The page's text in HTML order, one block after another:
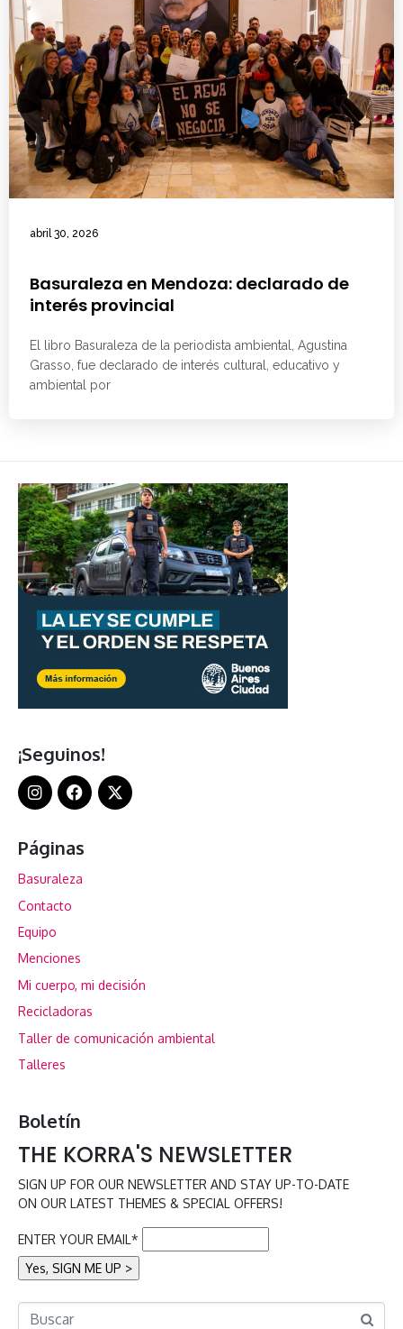
abril 30, 2026
Basuraleza en Mendoza: declarado de
interés provincial
El libro Basuraleza de la periodista ambiental, Agustina
Grasso, fue declarado de interés cultural, educativo y
ambiental por
¡Seguinos!
Páginas
Basuraleza
Contacto
Equipo
Menciones
Mi cuerpo, mi decisión
Recicladoras
Taller de comunicación ambiental
Talleres
Boletín
THE KORRA'S NEWSLETTER
SIGN UP FOR OUR NEWSLETTER AND STAY UP-TO-DATE
ON OUR LATEST THEMES & SPECIAL OFFERS!
ENTER YOUR EMAIL*